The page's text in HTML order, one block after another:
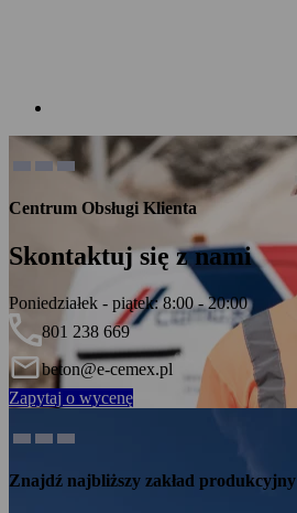
Centrum Obsługi Klienta
Skontaktuj się z nami
Poniedziałek - piątek: 8:00 - 20:00
801 238 669
beton@e-cemex.pl
Zapytaj o wycenę
Znajdź najbliższy zakład produkcyjny